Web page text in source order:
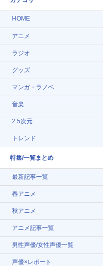
HOME
アニメ
ラジオ
グッズ
マンガ・ラノベ
音楽
2.5次元
トレンド
特集/一覧まとめ
最新記事一覧
春アニメ
秋アニメ
アニメ記事一覧
男性声優/女性声優一覧
声優×レポート